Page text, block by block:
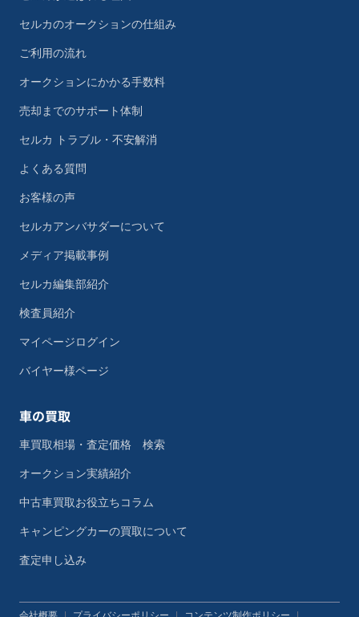
セルカのオークションの仕組み
ご利用の流れ
オークションにかかる手数料
売却までのサポート体制
セルカ トラブル・不安解消
よくある質問
お客様の声
セルカアンバサダーについて
メディア掲載事例
セルカ編集部紹介
検査員紹介
マイページログイン
バイヤー様ページ
車の買取
車買取相場・査定価格 検索
オークション実績紹介
中古車買取お役立ちコラム
キャンピングカーの買取について
査定申し込み